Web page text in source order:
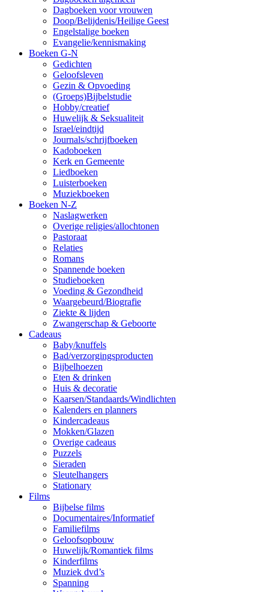
Dagboeken voor vrouwen
Doop/Belijdenis/Heilige Geest
Engelstalige boeken
Evangelie/kennismaking
Boeken G-N
Gedichten
Geloofsleven
Gezin & Opvoeding
(Groeps)Bijbelstudie
Hobby/creatief
Huwelijk & Seksualiteit
Israel/eindtijd
Journals/schrijfboeken
Kadoboeken
Kerk en Gemeente
Liedboeken
Luisterboeken
Muziekboeken
Boeken N-Z
Naslagwerken
Overige religies/allochtonen
Pastoraat
Relaties
Romans
Spannende boeken
Studieboeken
Voeding & Gezondheid
Waargebeurd/Biografie
Ziekte & lijden
Zwangerschap & Geboorte
Cadeaus
Baby/knuffels
Bad/verzorgingsproducten
Bijbelhoezen
Eten & drinken
Huis & decoratie
Kaarsen/Standaards/Windlichten
Kalenders en planners
Kindercadeaus
Mokken/Glazen
Overige cadeaus
Puzzels
Sieraden
Sleutelhangers
Stationary
Films
Bijbelse films
Documentaires/Informatief
Familiefilms
Geloofsopbouw
Huwelijk/Romantiek films
Kinderfilms
Muziek dvd’s
Spanning